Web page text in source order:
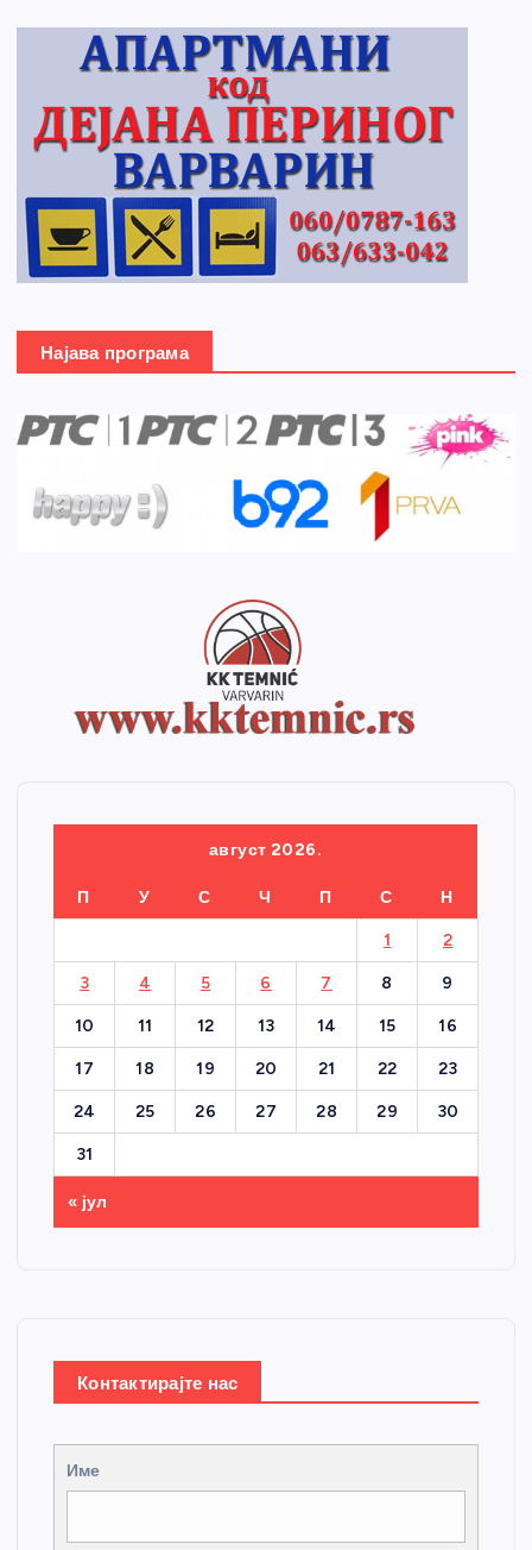
Најава програма
август 2026.
П У С Ч П С Н
1 2
3 4 5 6 7 8 9
10 11 12 13 14 15 16
17 18 19 20 21 22 23
24 25 26 27 28 29 30
31
« јул
Контактирајте нас
Име